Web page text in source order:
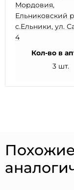
Мордовия,
Ельниковский
с.Ельники, ул.
4
Кол-во в
3 шт.